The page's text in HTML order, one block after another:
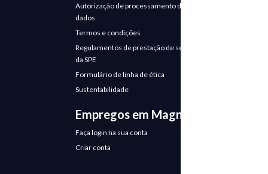
Autorização de processamento de
dados
Termos e condições
Regulamentos de prestação de serviços
da SPE
Formulário de linha de ética
Sustentabilidade
Empregos em Magneto
Faça login na sua conta
Criar conta